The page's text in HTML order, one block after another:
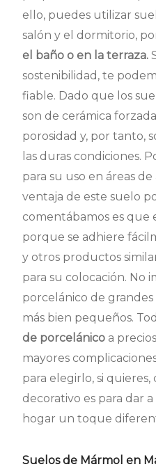
ello, puedes utilizar
salón y el dormitorio,
el baño o en la terraza.
sostenibilidad, te
fiable. Dado que los
son de cerámica
porosidad y, por tanto,
las duras condiciones.
para su uso en áreas
ventaja de este suelo
comentábamos es que
porque se adhiere
y otros productos
para su colocación. No
porcelánico de
más bien pequeños.
de porcelánico a
mayores
para elegirlo, si
decorativo es para dar
hogar un toque
Suelos de Mármol en